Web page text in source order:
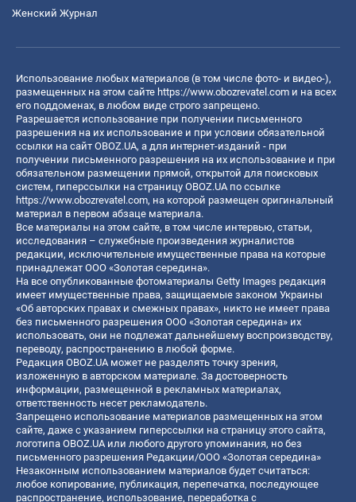
Женский Журнал
Использование любых материалов (в том числе фото- и видео-),
размещенных на этом сайте https://www.obozrevatel.com и на всех
его поддоменах, в любом виде строго запрещено.
Разрешается использование при получении письменного
разрешения на их использование и при условии обязательной
ссылки на сайт OBOZ.UA, а для интернет-изданий - при
получении письменного разрешения на их использование и при
обязательном размещении прямой, открытой для поисковых
систем, гиперссылки на страницу OBOZ.UA по ссылке
https://www.obozrevatel.com, на которой размещен оригинальный
материал в первом абзаце материала.
Все материалы на этом сайте, в том числе интервью, статьи,
исследования – служебные произведения журналистов
редакции, исключительные имущественные права на которые
принадлежат ООО «Золотая середина».
На все опубликованные фотоматериалы Getty Images редакция
имеет имущественные права, защищаемые законом Украины
«Об авторских правах и смежных правах», никто не имеет права
без письменного разрешения ООО «Золотая середина» их
использовать, они не подлежат дальнейшему воспроизводству,
переводу, распространению в любой форме.
Редакция OBOZ.UA может не разделять точку зрения,
изложенную в авторском материале. За достоверность
информации, размещенной в рекламных материалах,
ответственность несет рекламодатель.
Запрещено использование материалов размещенных на этом
сайте, даже с указанием гиперссылки на страницу этого сайта,
логотипа OBOZ.UA или любого другого упоминания, но без
письменного разрешения Редакции/ООО «Золотая середина»
Незаконным использованием материалов будет считаться:
любое копирование, публикация, перепечатка, последующее
распространение, использование, переработка с